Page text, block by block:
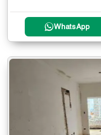
WhatsApp